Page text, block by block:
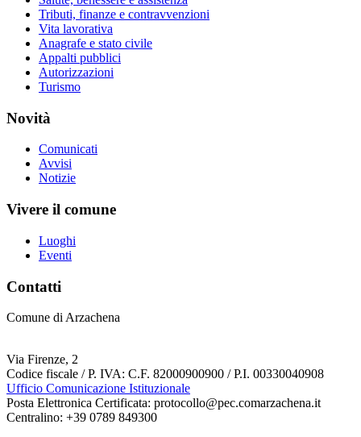
Tributi, finanze e contravvenzioni
Vita lavorativa
Anagrafe e stato civile
Appalti pubblici
Autorizzazioni
Turismo
Novità
Comunicati
Avvisi
Notizie
Vivere il comune
Luoghi
Eventi
Contatti
Comune di Arzachena
Via Firenze, 2
Codice fiscale / P. IVA: C.F. 82000900900 / P.I. 00330040908
Ufficio Comunicazione Istituzionale
Posta Elettronica Certificata: protocollo@pec.comarzachena.it
Centralino: +39 0789 849300